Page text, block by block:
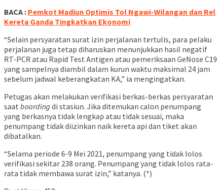
BACA : Pemkot Madiun Optimis Tol Ngawi-Wilangan dan Rel
Kereta Ganda Tingkatkan Ekonomi
“Selain persyaratan surat izin perjalanan tertulis, para pelaku
perjalanan juga tetap diharuskan menunjukkan hasil negatif
RT-PCR atau Rapid Test Antigen atau pemeriksaan GeNose C19
yang sampelnya diambil dalam kurun waktu maksimal 24 jam
sebelum jadwal keberangkatan KA,” ia mengingatkan.
Petugas akan melakukan verifikasi berkas-berkas persyaratan
saat boarding di stasiun. Jika ditemukan calon penumpang
yang berkasnya tidak lengkap atau tidak sesuai, maka
penumpang tidak diizinkan naik kereta api dan tiket akan
dibatalkan.
“Selama periode 6-9 Mei 2021, penumpang yang tidak lolos
verifikasi sekitar 238 orang. Penumpang yang tidak lolos rata-
rata tidak membawa surat izin,” katanya. (*)